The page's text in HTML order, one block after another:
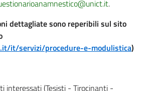
.
dettagliate sono reperibili sul sito
it/servizi/procedure-e-modulistica)
interessati (Tesisti - Tirocinanti -